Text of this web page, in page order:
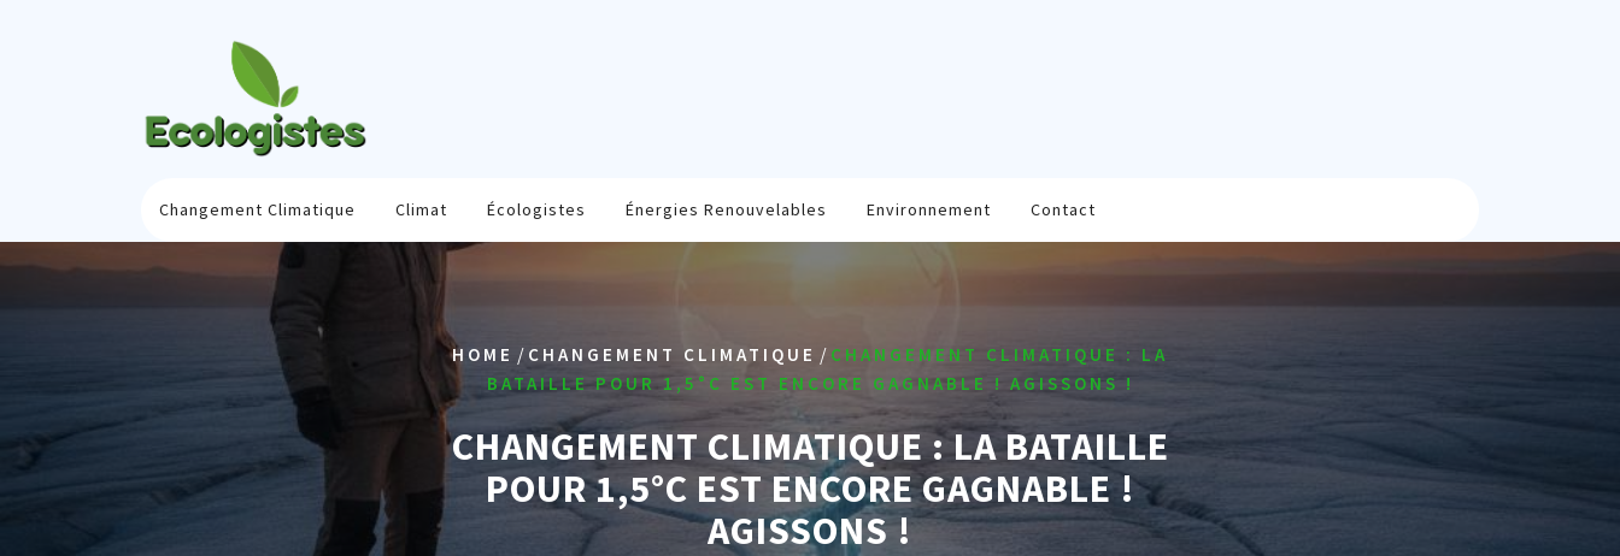
Changement Climatique Climat Écologistes Énergies Renouvelables Environnement Contact
HOME / CHANGEMENT CLIMATIQUE / CHANGEMENT CLIMATIQUE : LA
BATAILLE POUR 1,5°C EST ENCORE GAGNABLE ! AGISSONS !
CHANGEMENT CLIMATIQUE : LA BATAILLE
POUR 1,5°C EST ENCORE GAGNABLE !
AGISSONS !